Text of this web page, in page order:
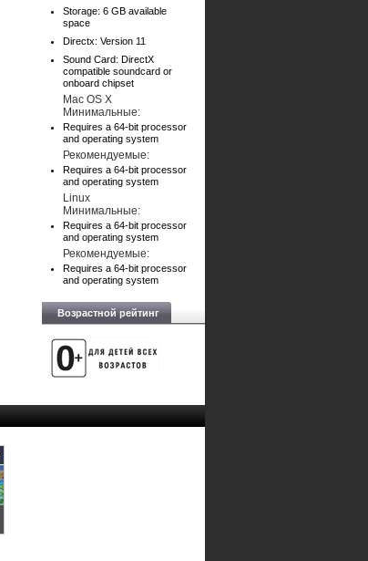
Storage: 6 GB available
space
Directx: Version 11
Sound Card: DirectX
compatible soundcard or
onboard chipset
Mac OS X
Минимальные:
Requires a 64-bit processor
and operating system
Рекомендуемые:
Requires a 64-bit processor
and operating system
Linux
Минимальные:
Requires a 64-bit processor
and operating system
Рекомендуемые:
Requires a 64-bit processor
and operating system
Возрастной рейтинг